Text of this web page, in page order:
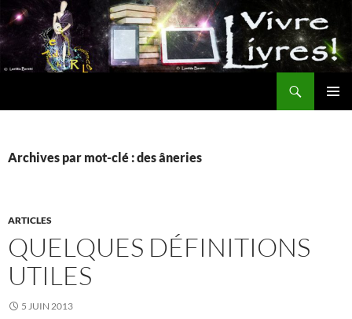
Aller
au
contenu
Archives par mot-clé : des âneries
ARTICLES
QUELQUES DÉFINITIONS
UTILES
5 JUIN 2013